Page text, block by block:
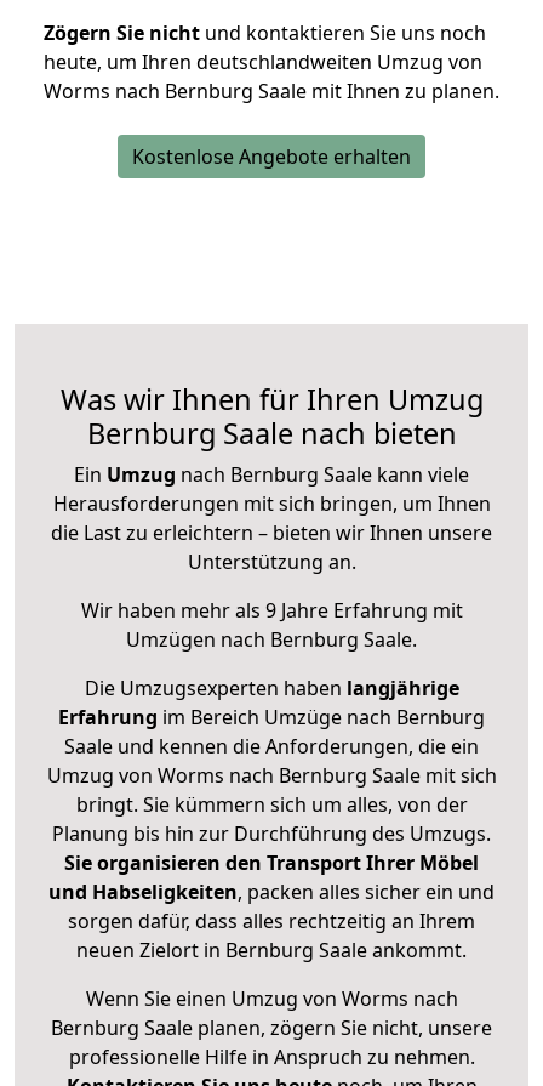
Zögern Sie nicht und kontaktieren Sie uns noch
heute, um Ihren deutschlandweiten Umzug von
Worms nach Bernburg Saale mit Ihnen zu planen.
Kostenlose Angebote erhalten
Was wir Ihnen für Ihren Umzug
Bernburg Saale nach bieten
Ein Umzug nach Bernburg Saale kann viele
Herausforderungen mit sich bringen, um Ihnen
die Last zu erleichtern – bieten wir Ihnen unsere
Unterstützung an.
Wir haben mehr als 9 Jahre Erfahrung mit
Umzügen nach Bernburg Saale.
Die Umzugsexperten haben langjährige
Erfahrung im Bereich Umzüge nach Bernburg
Saale und kennen die Anforderungen, die ein
Umzug von Worms nach Bernburg Saale mit sich
bringt. Sie kümmern sich um alles, von der
Planung bis hin zur Durchführung des Umzugs.
Sie organisieren den Transport Ihrer Möbel
und Habseligkeiten, packen alles sicher ein und
sorgen dafür, dass alles rechtzeitig an Ihrem
neuen Zielort in Bernburg Saale ankommt.
Wenn Sie einen Umzug von Worms nach
Bernburg Saale planen, zögern Sie nicht, unsere
professionelle Hilfe in Anspruch zu nehmen.